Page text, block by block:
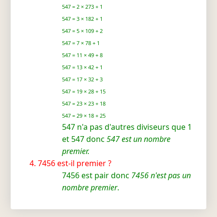
547 = 2 × 273 + 1
547 = 3 × 182 + 1
547 = 5 × 109 + 2
547 = 7 × 78 + 1
547 = 11 × 49 + 8
547 = 13 × 42 + 1
547 = 17 × 32 + 3
547 = 19 × 28 + 15
547 = 23 × 23 + 18
547 = 29 × 18 + 25
547 n'a pas d'autres diviseurs que 1
et 547 donc547 est un nombre
premier.
7456 est-il premier ?
7456 est pair donc 7456 n'est pas un
nombre premier.